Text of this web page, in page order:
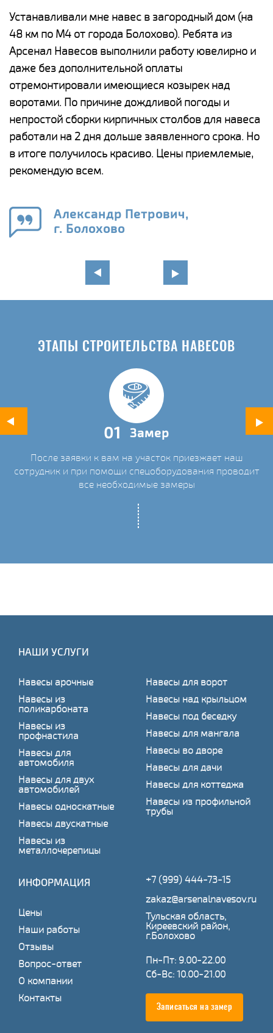
Устанавливали мне навес в загородный дом (на
48 км по М4 от города Болохово). Ребята из
Арсенал Навесов выполнили работу ювелирно и
даже без дополнительной оплаты
отремонтировали имеющиеся козырек над
воротами. По причине дождливой погоды и
непростой сборки кирпичных столбов для навеса
работали на 2 дня дольше заявленного срока. Но
в итоге получилось красиво. Цены приемлемые,
рекомендую всем.
Александр Петрович,
г. Болохово
ЭТАПЫ СТРОИТЕЛЬСТВА НАВЕСОВ
01 Замер
После заявки к вам на участок приезжает наш
сотрудник и при помощи спецоборудования проводит
все необходимые замеры
НАШИ УСЛУГИ
Навесы арочные
Навесы из
поликарбоната
Навесы из
профнастила
Навесы для
автомобиля
Навесы для двух
автомобилей
Навесы односкатные
Навесы двускатные
Навесы из
металлочерепицы
Навесы для ворот
Навесы над крыльцом
Навесы под беседку
Навесы для мангала
Навесы во дворе
Навесы для дачи
Навесы для коттеджа
Навесы из профильной
трубы
ИНФОРМАЦИЯ
Цены
Наши работы
Отзывы
Вопрос-ответ
О компании
Контакты
+7 (999) 444-73-15
zakaz@arsenalnavesov.ru
Тульская область,
Киреевский район,
г.Болохово
Пн-Пт: 9.00-22.00
Сб-Вс: 10.00-21.00
Записаться на замер